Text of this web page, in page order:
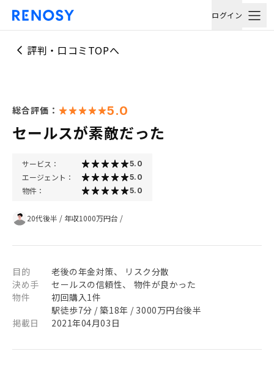
ログイン
評判・口コミTOPへ
総合評価： 5.0
セールスが素敵だった
サービス： 5.0
エージェント： 5.0
物件： 5.0
20代後半 / 年収1000万円台 /
目的
老後の年金対策、 リスク分散
決め手
セールスの信頼性、 物件が良かった
物件
初回購入1件
駅徒歩7分 / 築18年 / 3000万円台後半
掲載日
2021年04月03日